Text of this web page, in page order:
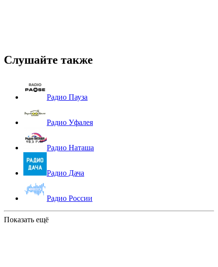
Слушайте также
Радио Пауза
Радио Уфалея
Радио Наташа
Радио Дача
Радио России
Показать ещё